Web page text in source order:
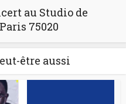
au Studio de
75020
être aussi